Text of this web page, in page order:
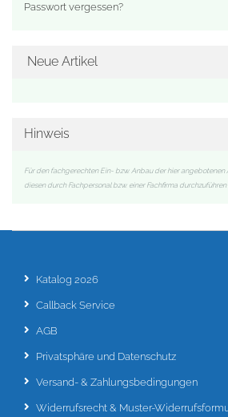
Passwort vergessen?
Neue Artikel
Hinweis
Für den fachgerechten Ein- bzw. Anbau der hier angebotenen
diesen durch Fachpersonal bzw. einer Fachfirma durchzuführen
Katalog 2026
Callback Service
AGB
Privatsphäre und Datenschutz
Versand- & Zahlungsbedingungen
Widerrufsrecht & Muster-